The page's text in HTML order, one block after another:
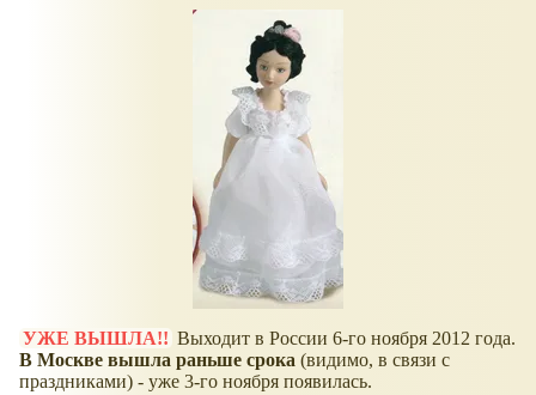
УЖЕ ВЫШЛА!! Выходит в России 6-го ноября 2012 года.
В Москве вышла раньше срока (видимо, в связи с
праздниками) - уже 3-го ноября появилась.